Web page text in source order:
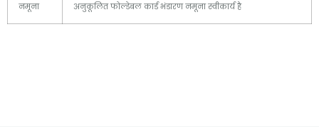
नमूना अनुकूलित फोल्डेबल कार्ड भंडारण नमूना स्वीकार्य है